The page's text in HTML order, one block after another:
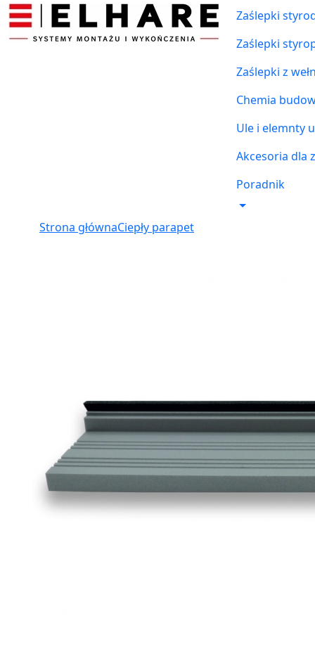
Zaślepki
Zaślepki
Zaślepki z
Chemia
Ule i elemnty
Akcesoria dla
Poradnik
Strona głównaCiepły parapet